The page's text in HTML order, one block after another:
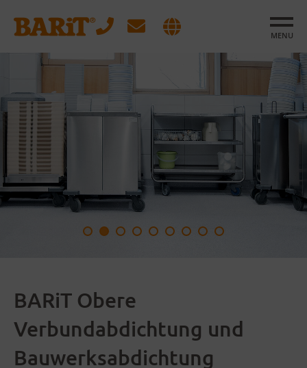
MENU
BARiT Obere
Verbundabdichtung und
Bauwerksabdichtung